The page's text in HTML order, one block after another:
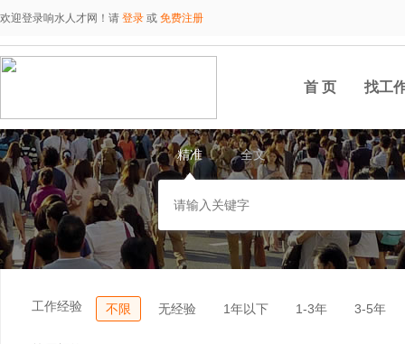
欢迎登录响水人才网！请 登录 或 免费注册
首 页 找工
精准 全文
工作经验 不限 无经验 1年以下 1-3年 3-5年